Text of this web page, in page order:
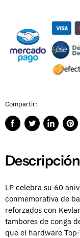
Compartir:
CompartirPublicarCompartir
Descripción
LP celebra su 60
conmemorativa de
reforzados con
tambores de conga
que el hardware